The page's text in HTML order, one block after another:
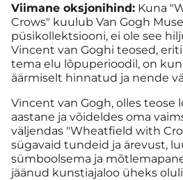
Viimane oksjonihind: Kuna
Crows" kuulub Van Gogh
püsikollektsiooni, ei ole see
Vincent van Goghi teosed,
tema elu lõpuperioodil, on
äärmiselt hinnatud ja nende
Vincent van Gogh, olles teose
aastane ja võideldes oma
väljendas "Wheatfield with
sügavaid tundeid ja ärevust,
sümboolsema ja
jäänud kunstiajaloo üheks